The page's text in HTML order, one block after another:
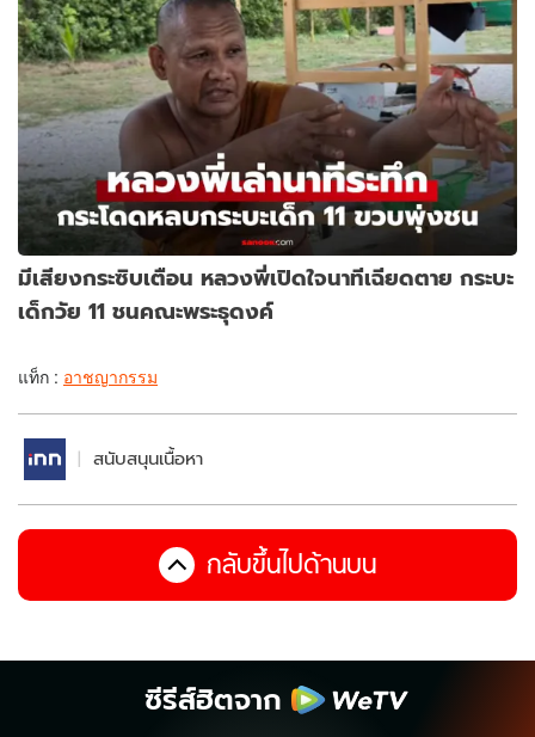
มีเสียงกระซิบเตือน หลวงพี่เปิดใจนาทีเฉียดตาย กระบะ
เด็กวัย 11 ชนคณะพระธุดงค์
แท็ก : อาชญากรรม
สนับสนุนเนื้อหา
กลับขึ้นไปด้านบน
ซีรีส์ฮิตจาก